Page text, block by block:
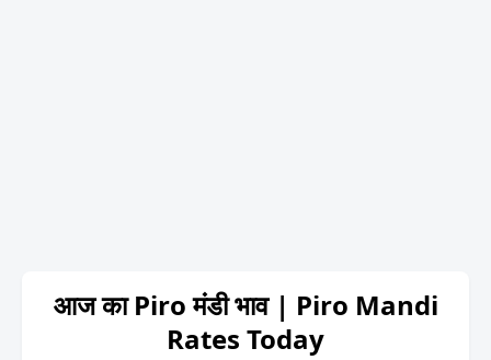
आज का Piro मंडी भाव | Piro Mandi
Rates Today